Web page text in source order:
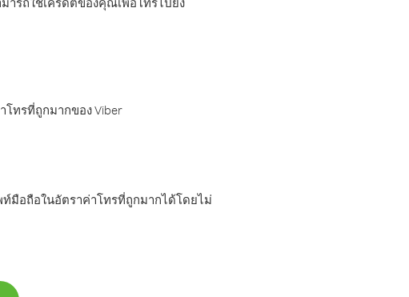
โทรที่ถูกมากของ Viber
มือถือในอัตราค่าโทรที่ถูกมากได้โดยไม่